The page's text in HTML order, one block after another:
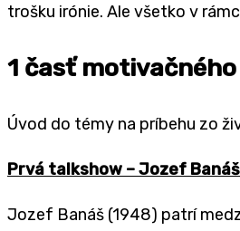
trošku irónie. Ale všetko v
1 časť
Úvod do témy na príbehu zo
Prvá talkshow – Jozef Banáš
Jozef Banáš (1948) patrí